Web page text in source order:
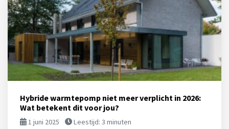
Hybride warmtepomp niet meer verplicht in 2026:
Wat betekent dit voor jou?
1 juni 2025 Leestijd: 3 minuten